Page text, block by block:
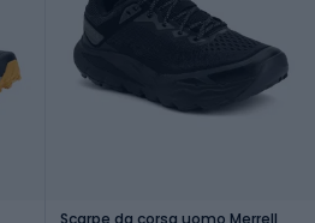
Scarpe da corsa uomo Merrell